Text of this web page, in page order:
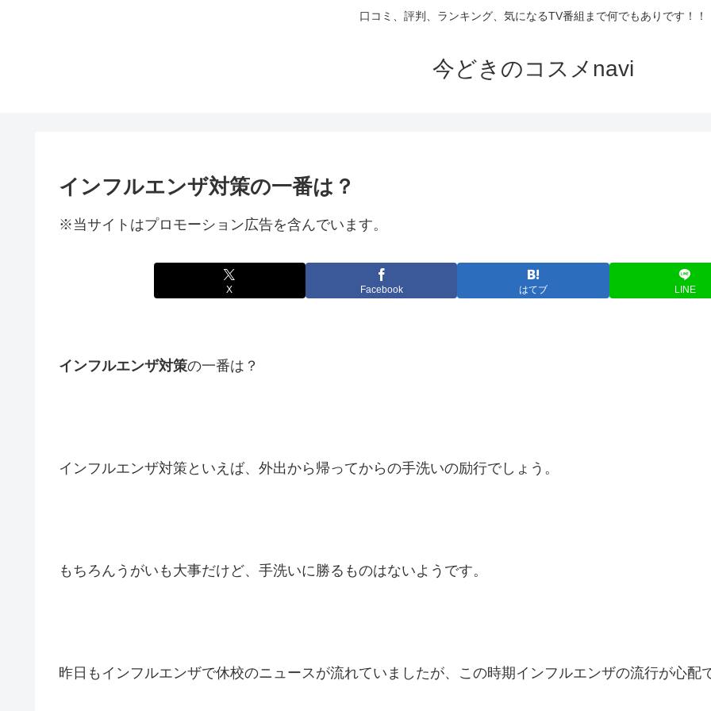
口コミ、評判、ランキング、気になるTV番組まで何でもありです！！
今どきのコスメnavi
インフルエンザ対策の一番は？
※当サイトはプロモーション広告を含んでいます。
X Facebook はてブ LINE
インフルエンザ対策の一番は？
インフルエンザ対策といえば、外出から帰ってからの手洗いの励行でしょう。
もちろんうがいも大事だけど、手洗いに勝るものはないようです。
昨日もインフルエンザで休校のニュースが流れていましたが、この時期インフルエンザの流行が心配